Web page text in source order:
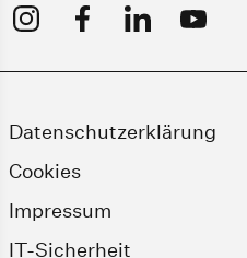
Datenschutzerklärung
Cookies
Impressum
IT-Sicherheit